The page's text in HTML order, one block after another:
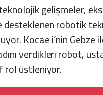
gelişmeler,
desteklenen robotik
Kocaeli’nin Gebze
verdikleri robot,
rol üstleniyor.